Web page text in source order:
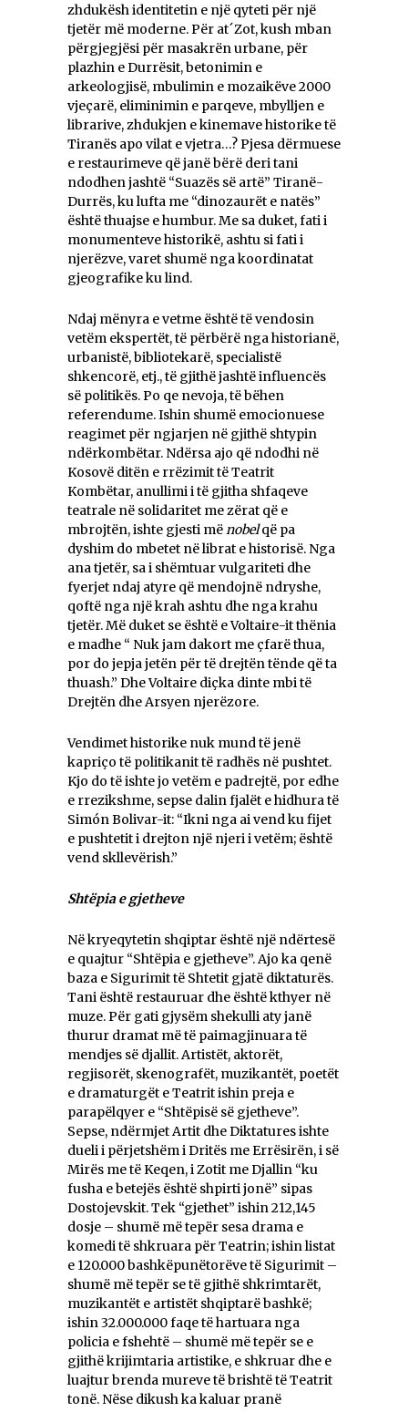
zhdukësh identitetin e një qyteti për një
tjetër më moderne. Për at´Zot, kush mban
përgjegjësi për masakrën urbane, për
plazhin e Durrësit, betonimin e
arkeologjisë, mbulimin e mozaikëve 2000
vjeçarë, eliminimin e parqeve, mbylljen e
librarive, zhdukjen e kinemave historike të
Tiranës apo vilat e vjetra…? Pjesa dërmuese
e restaurimeve që janë bërë deri tani
ndodhen jashtë “Suazës së artë” Tiranë-
Durrës, ku lufta me “dinozaurët e natës”
është thuajse e humbur. Me sa duket, fati i
monumenteve historikë, ashtu si fati i
njerëzve, varet shumë nga koordinatat
gjeografike ku lind.
Ndaj mënyra e vetme është të vendosin
vetëm ekspertët, të përbërë nga historianë,
urbanistë, bibliotekarë, specialistë
shkencorë, etj., të gjithë jashtë influencës
së politikës. Po qe nevoja, të bëhen
referendume. Ishin shumë emocionuese
reagimet për ngjarjen në gjithë shtypin
ndërkombëtar. Ndërsa ajo që ndodhi në
Kosovë ditën e rrëzimit të Teatrit
Kombëtar, anullimi i të gjitha shfaqeve
teatrale në solidaritet me zërat që e
mbrojtën, ishte gjesti më nobelqë pa
dyshim do mbetet në librat e historisë. Nga
ana tjetër, sa i shëmtuar vulgariteti dhe
fyerjet ndaj atyre që mendojnë ndryshe,
qoftë nga një krah ashtu dhe nga krahu
tjetër. Më duket se është e Voltaire-it thënia
e madhe “ Nuk jam dakort me çfarë thua,
por do jepja jetën për të drejtën tënde që ta
thuash.” Dhe Voltaire diçka dinte mbi të
Drejtën dhe Arsyen njerëzore.
Vendimet historike nuk mund të jenë
kapriço të politikanit të radhës në pushtet.
Kjo do të ishte jo vetëm e padrejtë, por edhe
e rrezikshme, sepse dalin fjalët e hidhura të
Simón Bolivar-it: “Ikni nga ai vend ku fijet
e pushtetit i drejton një njeri i vetëm; është
vend skllevërish.”
Shtëpia e gjetheve
Në kryeqytetin shqiptar është një ndërtesë
e quajtur “Shtëpia e gjetheve”. Ajo ka qenë
baza e Sigurimit të Shtetit gjatë diktaturës.
Tani është restauruar dhe është kthyer në
muze. Për gati gjysëm shekulli aty janë
thurur dramat më të paimagjinuara të
mendjes së djallit. Artistët, aktorët,
regjisorët, skenografët, muzikantët, poetët
e dramaturgët e Teatrit ishin preja e
parapëlqyer e “Shtëpisë së gjetheve”.
Sepse, ndërmjet Artit dhe Diktatures ishte
dueli i përjetshëm i Dritës me Errësirën, i së
Mirës me të Keqen, i Zotit me Djallin “ku
fusha e betejës është shpirti jonë” sipas
Dostojevskit. Tek “gjethet” ishin 212,145
dosje – shumë më tepër sesa drama e
komedi të shkruara për Teatrin; ishin listat
e 120.000 bashkëpunëtorëve të Sigurimit –
shumë më tepër se të gjithë shkrimtarët,
muzikantët e artistët shqiptarë bashkë;
ishin 32.000.000 faqe të hartuara nga
policia e fshehtë – shumë më tepër se e
gjithë krijimtaria artistike, e shkruar dhe e
luajtur brenda mureve të brishtë të Teatrit
tonë. Nëse dikush ka kaluar pranë